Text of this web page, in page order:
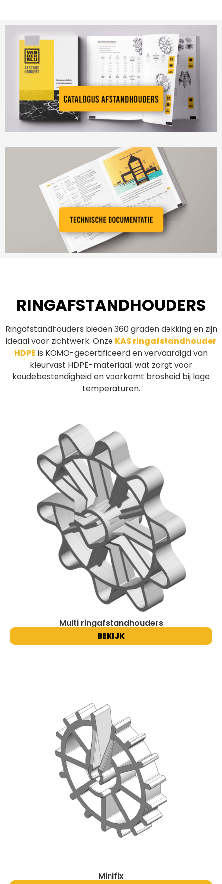
RINGAFSTANDHOUDERS
Ringafstandhouders bieden 360 graden dekking en zijn
ideaal voor zichtwerk. Onze KAS ringafstandhouder
HDPE is KOMO-gecertificeerd en vervaardigd van
kleurvast HDPE-materiaal, wat zorgt voor
koudebestendigheid en voorkomt brosheid bij lage
temperaturen.
Multi ringafstandhouders
BEKIJK
Minifix